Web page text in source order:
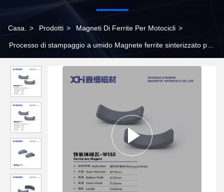
Casa. > Prodotti > Magneti Di Ferrite Per Motocicli >
Processo di stampaggio a umido Magnete ferrite sinterizzato per